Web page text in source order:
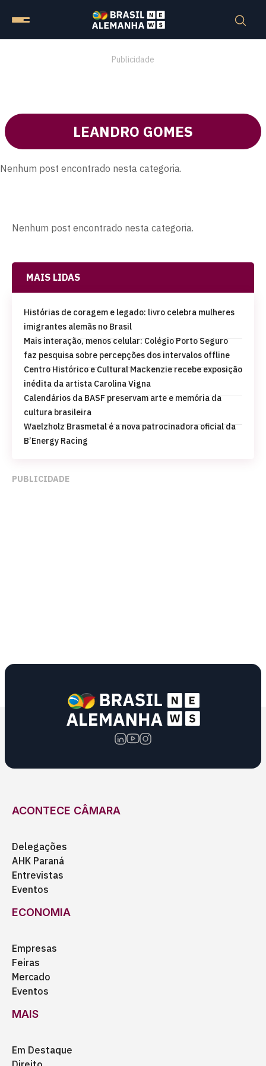
Publicidade
LEANDRO GOMES
Nenhum post encontrado nesta categoria.
Nenhum post encontrado nesta categoria.
MAIS LIDAS
Histórias de coragem e legado: livro celebra mulheres
imigrantes alemãs no Brasil
Mais interação, menos celular: Colégio Porto Seguro
faz pesquisa sobre percepções dos intervalos offline
Centro Histórico e Cultural Mackenzie recebe exposição
inédita da artista Carolina Vigna
Calendários da BASF preservam arte e memória da
cultura brasileira
Waelzholz Brasmetal é a nova patrocinadora oficial da
B’Energy Racing
PUBLICIDADE
ACONTECE CÂMARA
Delegações
AHK Paraná
Entrevistas
Eventos
ECONOMIA
Empresas
Feiras
Mercado
Eventos
MAIS
Em Destaque